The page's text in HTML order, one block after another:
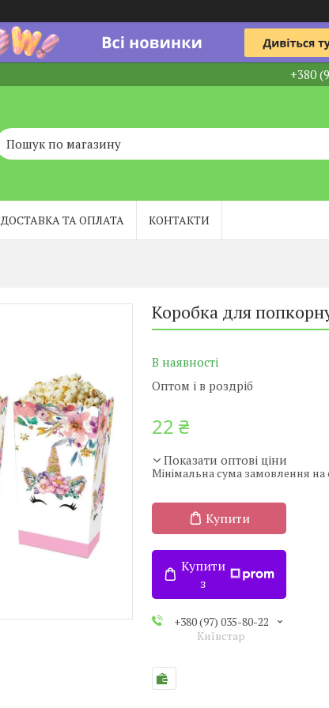
+380
ДОСТАВКА ТА ОПЛАТА КОНТАКТИ
Коробка для
В наявності
Оптом і в роздріб
22 ₴
Показати оптові ціни
Мінімальна сума замовлення на
Купити
Купити
з
+380 (97) 035-80-22
Київстар